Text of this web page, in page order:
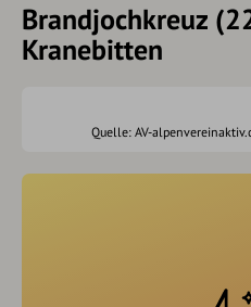
Brandjochkreuz
Kranebitten
Quelle: AV-